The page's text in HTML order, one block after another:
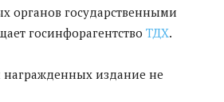
органов государственными
госинфорагентство ТДХ.
издание не